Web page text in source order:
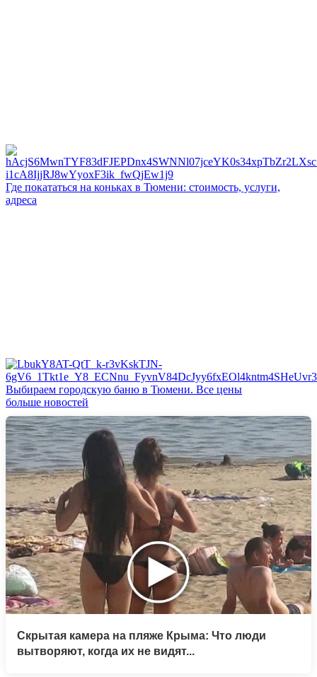
Где покататься на коньках в Тюмени: стоимость, услуги,
адреса
Выбираем городскую баню в Тюмени. Все цены
больше новостей
Скрытая камера на пляже Крыма: Что люди
вытворяют, когда их не видят...